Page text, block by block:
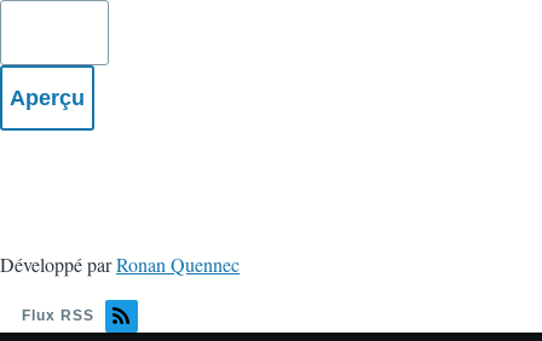
Développé parRonan Quennec
Flux RSS